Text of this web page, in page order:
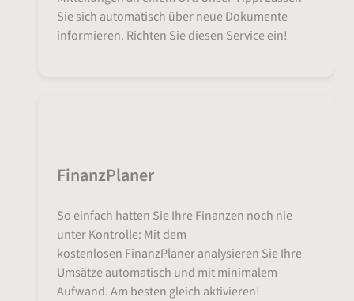
Sie sich automatisch über neue Dokumente
informieren. Richten Sie diesen Service ein!
FinanzPlaner
So einfach hatten Sie Ihre Finanzen noch nie
unter Kontrolle: Mit dem
kostenlosen FinanzPlaner analysieren Sie Ihre
Umsätze automatisch und mit minimalem
Aufwand. Am besten gleich aktivieren!